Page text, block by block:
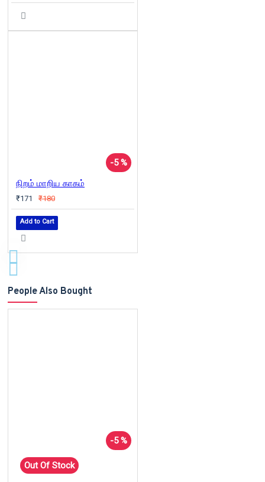
-5 %
நிறம் மாறிய காகம்
₹171 ₹180
Add to Cart
People Also Bought
-5 %
Out Of Stock